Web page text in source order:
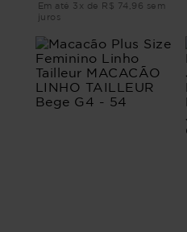
Em até 3x de R$ 74,96 sem
juros